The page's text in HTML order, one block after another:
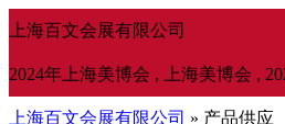
上海百文会展有限公司
2024年上海美博会 , 上海美博会 ,
上海百文会展有限公司 » 产品供应